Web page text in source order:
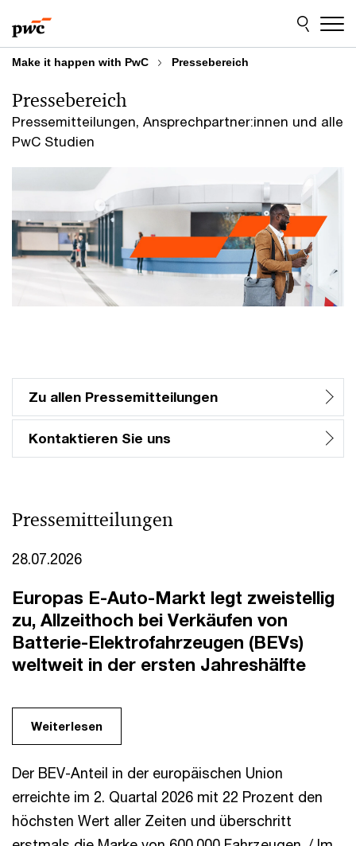
to
content
to
footer
Make it happen with PwC Pressebereich
Pressemitteilungen, Ansprechpartner:innen und alle
PwC Studien
Pressebereich
Zu allen Pressemitteilungen
Kontaktieren Sie uns
Pressemitteilungen
28.07.2026
Europas E-Auto-Markt legt zweistellig
zu, Allzeithoch bei Verkäufen von
Batterie-Elektrofahrzeugen (BEVs)
weltweit in der ersten Jahreshälfte
Weiterlesen
Der BEV-Anteil in der europäischen Union
erreichte im 2. Quartal 2026 mit 22 Prozent den
höchsten Wert aller Zeiten und überschritt